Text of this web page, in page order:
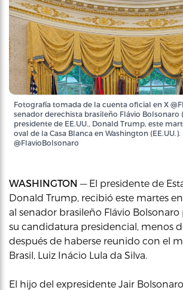
Fotografía tomada de la cuenta oficial en X
senador derechista brasileño Flávio Bolsonaro
presidente de EE.UU., Donald Trump, este
oval de la Casa Blanca en Washington (EE.UU.).
@FlavioBolsonaro
WASHINGTON — El presidente de
Donald Trump, recibió este martes en
al senador brasileño Flávio Bolsonaro
su candidatura presidencial, menos
después de haberse reunido con el
Brasil, Luiz Inácio Lula da Silva.
El hijo del expresidente Jair